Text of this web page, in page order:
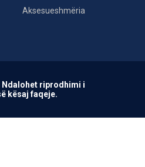
Aksesueshmëria
Ndalohet riprodhimi i
kësaj faqeje.